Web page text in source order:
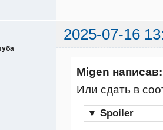
2025-07-16
Migen написав:
Или сдать в
▼ Spoiler